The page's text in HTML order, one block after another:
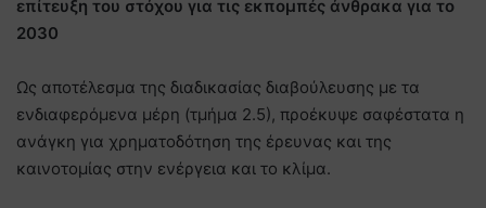
επίτευξη του στόχου για τις εκπομπές άνθρακα για το
2030
Ως αποτέλεσμα της διαδικασίας διαβούλευσης με τα
ενδιαφερόμενα μέρη (τμήμα 2.5), προέκυψε σαφέστατα η
ανάγκη για χρηματοδότηση της έρευνας και της
καινοτομίας στην ενέργεια και το κλίμα.